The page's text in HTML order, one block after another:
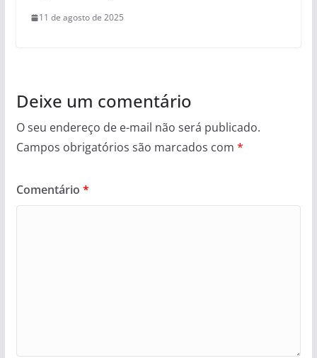
11 de agosto de 2025
Deixe um comentário
O seu endereço de e-mail não será publicado.
Campos obrigatórios são marcados com *
Comentário *